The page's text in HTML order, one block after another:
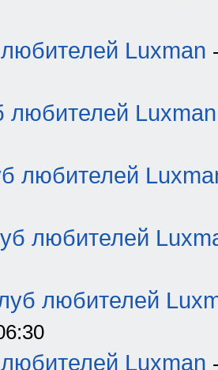
Luxman
любителей Luxman
любителей
любителей
любителей
Luxman